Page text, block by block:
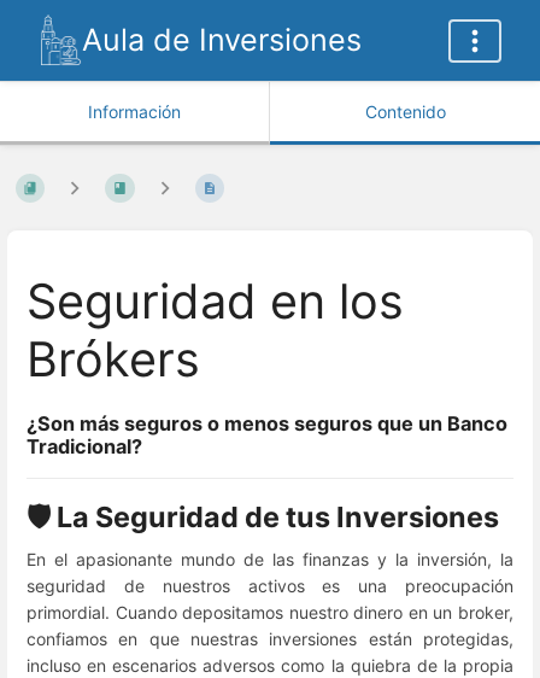
Aula de Inversiones
Información Contenido
Seguridad en los
Brókers
¿Son más seguros o menos seguros que un Banco
Tradicional?
🛡️ La Seguridad de tus Inversiones
En el apasionante mundo de las finanzas y la inversión, la
seguridad de nuestros activos es una preocupación
primordial. Cuando depositamos nuestro dinero en un broker,
confiamos en que nuestras inversiones están protegidas,
incluso en escenarios adversos como la quiebra de la propia